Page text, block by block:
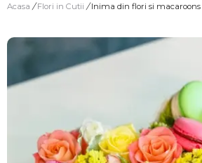
Acasa / Flori in Cutii / Inima din flori si macaroons